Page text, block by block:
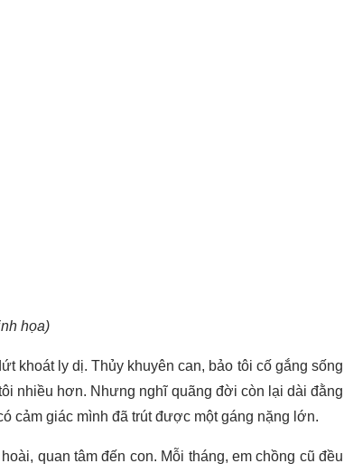
họa)
khoát ly dị. Thủy khuyên can, bảo tôi cố gắng sống
nhiều hơn. Nhưng nghĩ quãng đời còn lại dài đằng
cảm giác mình đã trút được một gáng nặng lớn.
quan tâm đến con. Mỗi tháng, em chồng cũ đều